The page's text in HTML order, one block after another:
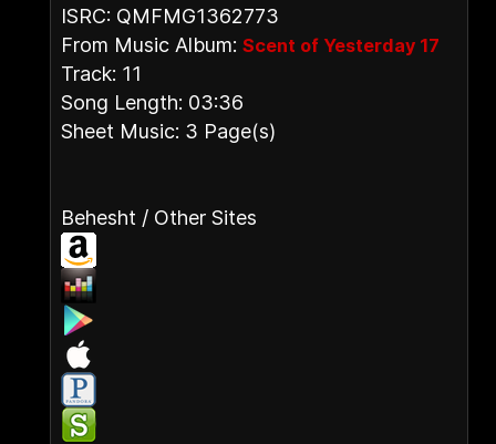
ISRC: QMFMG1362773
From Music Album: Scent of Yesterday 17
Track: 11
Song Length: 03:36
Sheet Music: 3 Page(s)
Behesht / Other Sites